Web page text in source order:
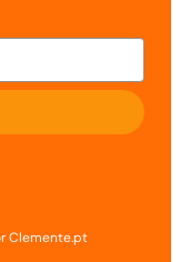
Clemente.pt